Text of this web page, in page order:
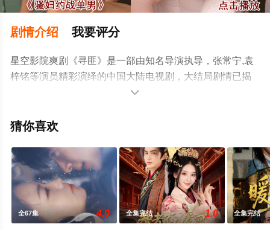
剧情介绍 我要评分
星空影院爽剧《寻匪》是一部由知名导演执导，张常宁,袁
梓铭等演员精彩演绎的中国大陆电视剧，大结局剧情已揭
晓（1-1全集），手机免费观看高清未删减完整版电视剧全
电视猫或剧情网等平台了解。

猜你喜欢
全67集 4.0 全集完结 1.0 全集完结